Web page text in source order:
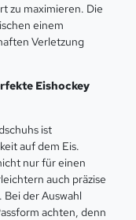
zu maximieren. Die
einem
Verletzung
Eishockey
ist
auf dem Eis.
nur für einen
auch präzise
der Auswahl
achten, denn